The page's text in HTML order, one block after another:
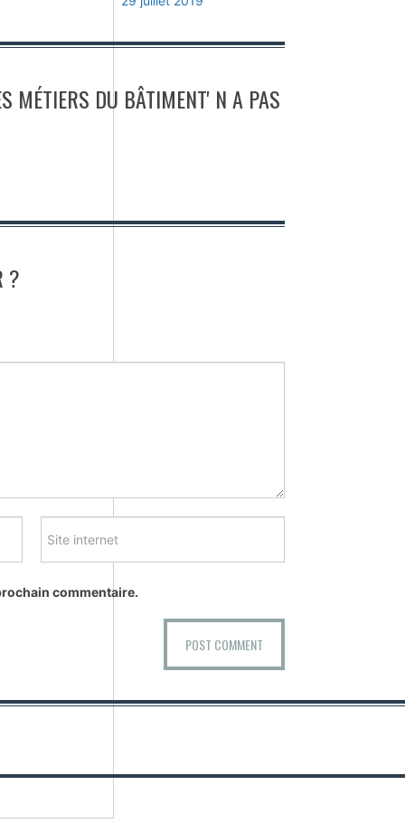
MÉTIERS DU BÂTIMENT' N A PAS
?
commentaire.